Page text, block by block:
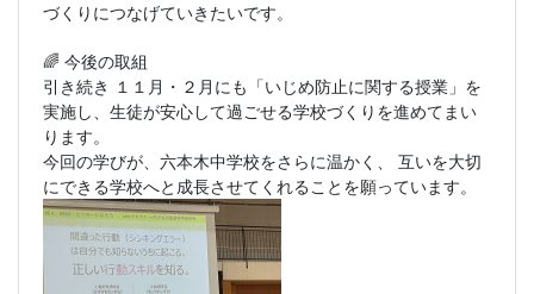
づくりにつなげていきたいです。
🌈 今後の取組
引き続き １１月・２月にも「いじめ防止に関する授業」を
実施し、生徒が安心して過ごせる学校づくりを進めてまい
ります。
今回の学びが、六本木中学校をさらに温かく、 互いを大切
にできる学校へと成長させてくれることを願っています。